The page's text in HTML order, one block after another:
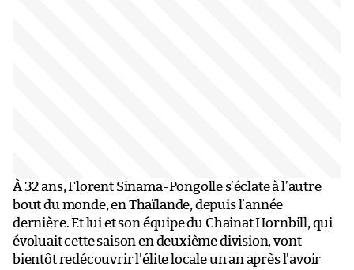
À 32 ans, Florent Sinama-Pongolle s’éclate à l’autre
bout du monde, en Thaïlande, depuis l’année
dernière. Et lui et son équipe du Chainat Hornbill, qui
évoluait cette saison en deuxième division, vont
bientôt redécouvrir l’élite locale un an après l’avoir